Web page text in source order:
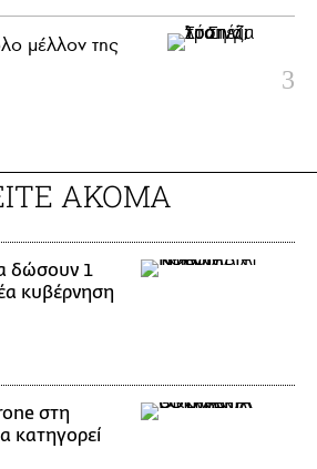
μέλλον της
ΑΚΟΜΑ
δώσουν 1
κυβέρνηση
στη
κατηγορεί